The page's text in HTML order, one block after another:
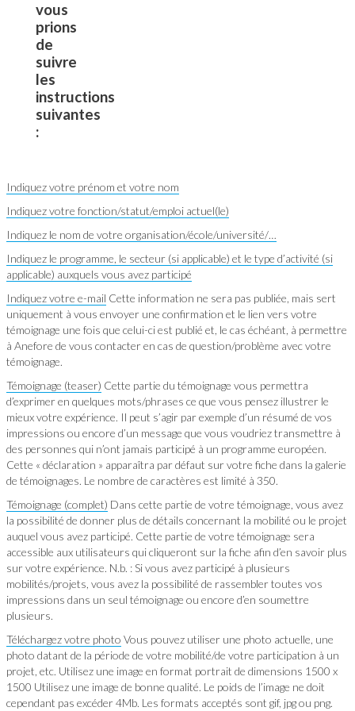
vous
prions
de
suivre
les
instructions
suivantes
:
Indiquez votre prénom et votre nom
Indiquez votre fonction/statut/emploi actuel(le)
Indiquez le nom de votre organisation/école/université/…
Indiquez le programme, le secteur (si applicable) et le type d’activité (si
applicable) auxquels vous avez participé
Indiquez votre e-mail Cette information ne sera pas publiée, mais sert
uniquement à vous envoyer une confirmation et le lien vers votre
témoignage une fois que celui-ci est publié et, le cas échéant, à permettre
à Anefore de vous contacter en cas de question/problème avec votre
témoignage.
Témoignage (teaser) Cette partie du témoignage vous permettra
d’exprimer en quelques mots/phrases ce que vous pensez illustrer le
mieux votre expérience. Il peut s’agir par exemple d’un résumé de vos
impressions ou encore d’un message que vous voudriez transmettre à
des personnes qui n’ont jamais participé à un programme européen.
Cette « déclaration » apparaîtra par défaut sur votre fiche dans la galerie
de témoignages. Le nombre de caractères est limité à 350.
Témoignage (complet) Dans cette partie de votre témoignage, vous avez
la possibilité de donner plus de détails concernant la mobilité ou le projet
auquel vous avez participé. Cette partie de votre témoignage sera
accessible aux utilisateurs qui cliqueront sur la fiche afin d’en savoir plus
sur votre expérience. N.b. : Si vous avez participé à plusieurs
mobilités/projets, vous avez la possibilité de rassembler toutes vos
impressions dans un seul témoignage ou encore d’en soumettre
plusieurs.
Téléchargez votre photo Vous pouvez utiliser une photo actuelle, une
photo datant de la période de votre mobilité/de votre participation à un
projet, etc. Utilisez une image en format portrait de dimensions 1500 x
1500 Utilisez une image de bonne qualité. Le poids de l’image ne doit
cependant pas excéder 4Mb. Les formats acceptés sont gif, jpg ou png.